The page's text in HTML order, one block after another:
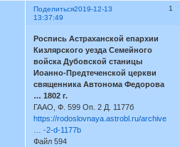
Поделиться 1
2019-12-13
13:37:49
Роспись Астраханской епархии
Кизлярского уезда Семейного
войска Дубовской станицы
Иоанно-Предтеченской церкви
священника Автонома Федорова
… 1802 г.
ГААО, Ф. 599 Оп. 2 Д. 1177б
https://rodoslovnaya.astrobl.ru/archive
… -2-d-1177b
Файл 594